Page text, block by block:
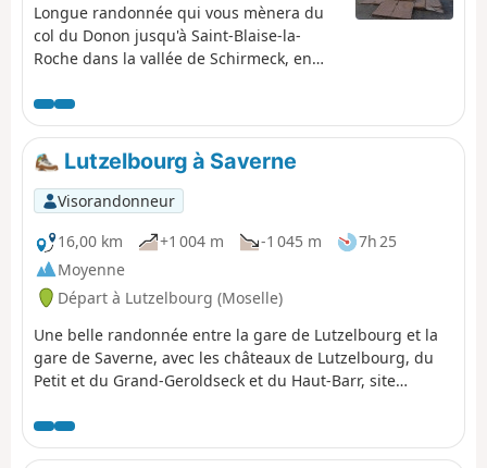
Longue randonnée qui vous mènera du
col du Donon jusqu'à Saint-Blaise-la-
Roche dans la vallée de Schirmeck, en
Vous suivrez sur les sommets l'ancienne
frontière de 1871 entre la France et
l'Allemagne, encore matérialisée par
plusieurs bornes frontières. Au mois
d'août, les hautes-chaumes sont
parsemées de bruyères en fleurs qui
donnent une belle coloration rose qui
tranche avec le vert des sapins, le bleu
du ciel et les nuages blancs.
Lutzelbourg à Saverne
Visorandonneur
16,00 km
+1 004 m -1 045 m
7h 25
Moyenne
Départ à Lutzelbourg (Moselle)
Une belle randonnée entre la gare de Lutzelbourg et la
gare de Saverne, avec les châteaux de Lutzelbourg, du
Petit et du Grand-Geroldseck et du Haut-Barr, site
passage par la tour du Brotsch.